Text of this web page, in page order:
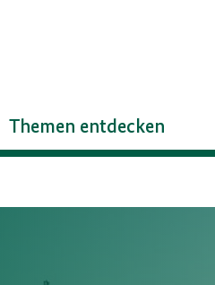
Themen entdecken